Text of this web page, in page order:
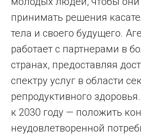
принимать решения
тела и своего будущего.
работает с партнерами в
странах, предоставляя
спектру услуг в области
репродуктивного
к 2030 году — положить
неудовлетворенной